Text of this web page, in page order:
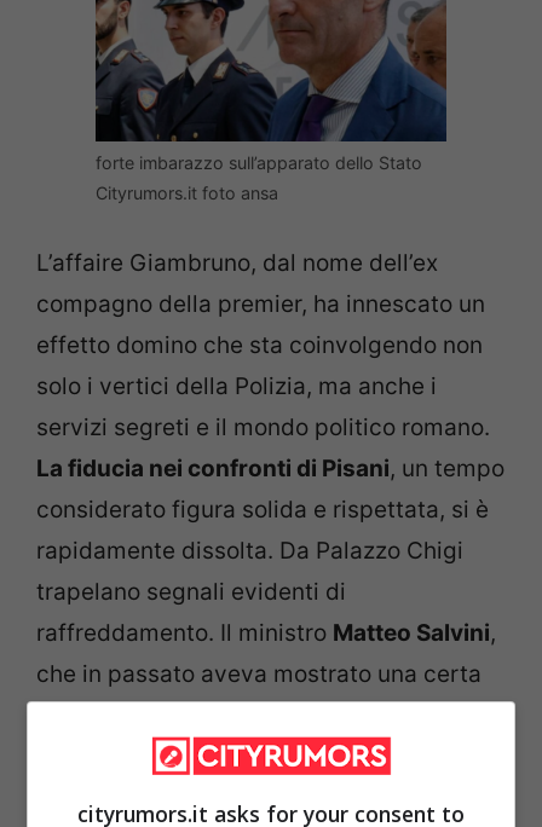
forte imbarazzo sull’apparato dello Stato
Cityrumors.it foto ansa
L’affaire Giambruno, dal nome dell’ex
compagno della premier, ha innescato un
effetto domino che sta coinvolgendo non
solo i vertici della Polizia, ma anche i
servizi segreti e il mondo politico romano.
La fiducia nei confronti di Pisani, un tempo
considerato figura solida e rispettata, si è
rapidamente dissolta. Da Palazzo Chigi
trapelano segnali evidenti di
raffreddamento. Il ministro Matteo Salvini,
che in passato aveva mostrato una certa
parole in sua difesa, e al Viminale si lavora
cityrumors.it asks for your consent to